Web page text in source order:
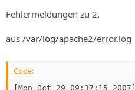
Fehlermeldungen zu 2.
aus /var/log/apache2/error.log
Code:
[Mon Oct 29 09:37:15